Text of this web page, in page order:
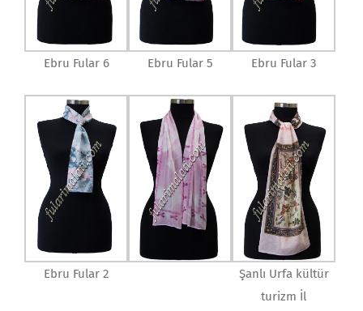
Ebru Fular 6 Ebru Fular 5 Ebru Fular 3
Ebru Fular 2
Şanlı Urfa kültür
turizm İl